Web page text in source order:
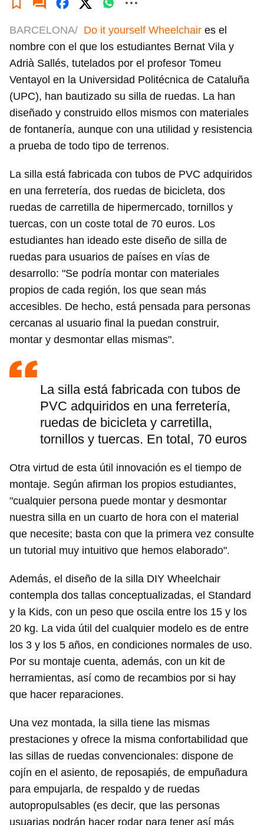
BARCELONA/ Do it yourself Wheelchair es el
nombre con el que los estudiantes Bernat Vila y
Adrià Sallés, tutelados por el profesor Tomeu
Ventayol en la Universidad Politécnica de Cataluña
(UPC), han bautizado su silla de ruedas. La han
diseñado y construido ellos mismos con materiales
de fontanería, aunque con una utilidad y resistencia
a prueba de todo tipo de terrenos.
La silla está fabricada con tubos de PVC adquiridos
en una ferretería, dos ruedas de bicicleta, dos
ruedas de carretilla de hipermercado, tornillos y
tuercas, con un coste total de 70 euros. Los
estudiantes han ideado este diseño de silla de
ruedas para usuarios de países en vías de
desarrollo: "Se podría montar con materiales
propios de cada región, los que sean más
accesibles. De hecho, está pensada para personas
cercanas al usuario final la puedan construir,
montar y desmontar ellas mismas".
La silla está fabricada con tubos de
PVC adquiridos en una ferretería,
ruedas de bicicleta y carretilla,
tornillos y tuercas. En total, 70 euros
Otra virtud de esta útil innovación es el tiempo de
montaje. Según afirman los propios estudiantes,
"cualquier persona puede montar y desmontar
nuestra silla en un cuarto de hora con el material
que necesite; basta con que la primera vez consulte
un tutorial muy intuitivo que hemos elaborado".
Además, el diseño de la silla DIY Wheelchair
contempla dos tallas conceptualizadas, el Standard
y la Kids, con un peso que oscila entre los 15 y los
20 kg. La vida útil del cualquier modelo es de entre
los 3 y los 5 años, en condiciones normales de uso.
Por su montaje cuenta, además, con un kit de
herramientas, así como de recambios por si hay
que hacer reparaciones.
Una vez montada, la silla tiene las mismas
prestaciones y ofrece la misma confortabilidad que
las sillas de ruedas convencionales: dispone de
cojín en el asiento, de reposapiés, de empuñadura
para empujarla, de respaldo y de ruedas
autopropulsables (es decir, que las personas
usuarias podrán hacer rodar para tener así más